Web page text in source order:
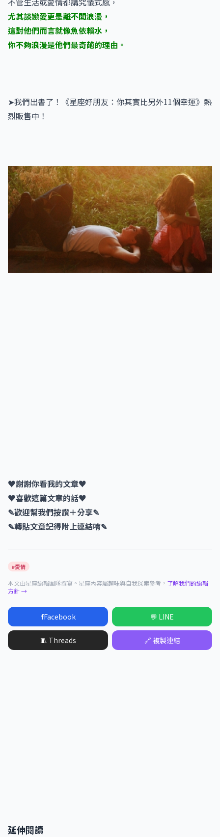
尤其談戀愛更是離不開浪漫，
這對他們而言就像魚依賴水，
你不夠浪漫是他們最奇葩的理由。
➤我們出書了！《星座好朋友：你其實比另外11個幸運》熱
烈販售中！
♥謝謝你看我的文章♥
♥喜歡這篇文章的話♥
✎歡迎幫我們按讚＋分享✎
✎轉貼文章記得附上連結唷✎
#愛情
本文由星座編輯團隊撰寫。星座內容屬趣味與自我探索參考， 了解我們的編輯
方針 →
fFacebook 💬 LINE
🧵 Threads 🔗 複製連結
延伸閱讀